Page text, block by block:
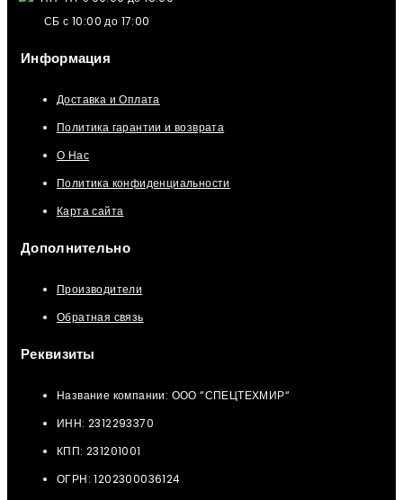
СБ с 10:00 до 17:00
Информация
Доставка и Оплата
Политика гарантии и возврата
О Нас
Политика конфиденциальности
Карта сайта
Дополнительно
Производители
Обратная связь
Реквизиты
Название компании: ООО “СПЕЦТЕХМИР“
ИНН: 2312293370
КПП: 231201001
ОГРН: 1202300036124